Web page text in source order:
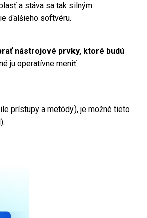
a stáva sa tak silným
ďalšieho softvéru.
nástrojové prvky, ktoré budú
ju operatívne meniť
prístupy a metódy), je možné tieto